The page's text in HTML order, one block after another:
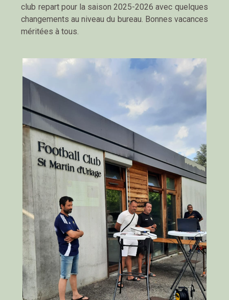
club repart pour la saison 2025-2026 avec quelques
changements au niveau du bureau. Bonnes vacances
méritées à tous.